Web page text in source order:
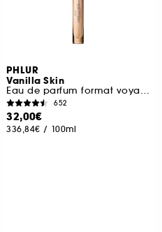
PHLUR
Vanilla Skin
Eau de parfum format voyage
652
32,00€
336,84€ / 100ml